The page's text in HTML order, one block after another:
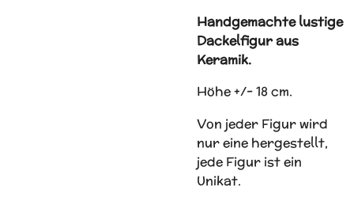
Handgemachte lustige
Dackelfigur aus
Keramik.
Höhe +/- 18 cm.
Von jeder Figur wird
nur eine hergestellt,
jede Figur ist ein
Unikat.